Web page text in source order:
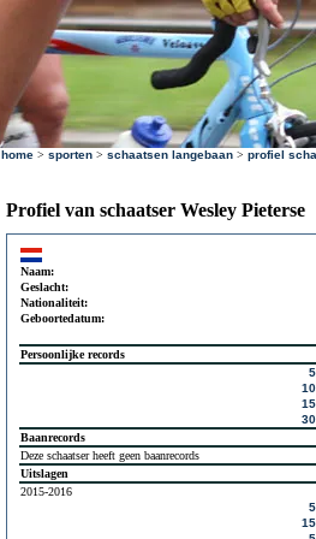
home > sporten > schaatsen langebaan > profiel
Profiel van schaatser Wesley Pieterse
Naam:
Geslacht:
Nationaliteit:
Geboortedatum:
Persoonlijke records
Baanrecords
Deze schaatser heeft geen baanrecords
Uitslagen
2015-2016